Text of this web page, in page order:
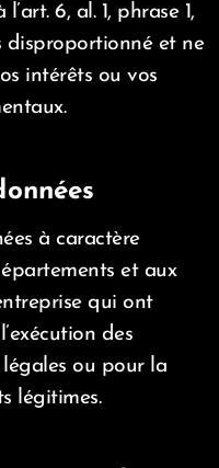
6, al. 1, phrase 1,
disproportionné et ne
intérêts ou vos
à caractère
et aux
qui ont
des
ou pour la
légitimes.